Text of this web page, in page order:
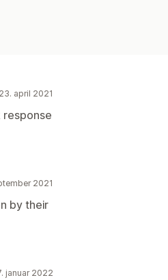
23. april 2021
response
2021
by their
januar 2022